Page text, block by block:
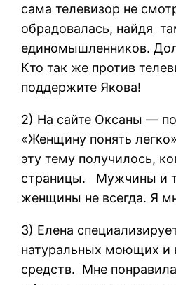
сама телевизор не
обрадовалась, найдя
единомышленников.
Кто так же против
поддержите Якова!
2) На сайте Оксаны —
«Женщину понять
эту тему получилось,
страницы. Мужчины и
женщины не всегда. Я
3) Елена
натуральных моющих и
средств. Мне